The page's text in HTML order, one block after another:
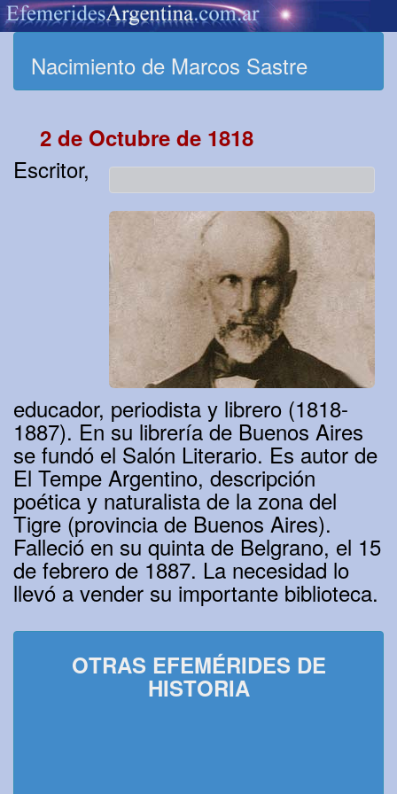
Nacimiento de Marcos Sastre
2 de Octubre de 1818
Escritor,
educador, periodista y librero (1818-
1887). En su librería de Buenos Aires
se fundó el Salón Literario. Es autor de
El Tempe Argentino, descripción
poética y naturalista de la zona del
Tigre (provincia de Buenos Aires).
Falleció en su quinta de Belgrano, el 15
de febrero de 1887. La necesidad lo
llevó a vender su importante biblioteca.
OTRAS EFEMÉRIDES DE
HISTORIA